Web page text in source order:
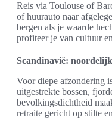
Reis via Toulouse of
of huurauto naar
bergen als je waarde
profiteer je van cultuur
Scandinavië:
Voor diepe afzondering
uitgestrekte bossen,
bevolkingsdichtheid
retraite gericht op stilte